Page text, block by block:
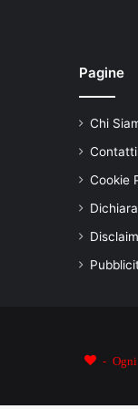
Pagine
Chi
Contatti
Cookie
-